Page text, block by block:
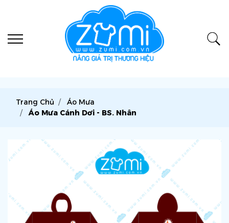
Trang Chủ
Áo Mưa
Áo Mưa Cánh Dơi - BS. Nhân